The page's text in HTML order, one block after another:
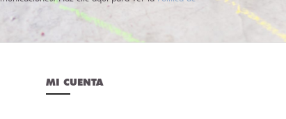
MI CUENTA